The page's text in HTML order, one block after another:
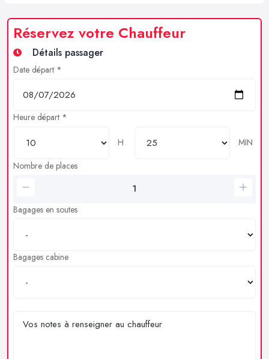
Réservez votre Chauffeur
Détails passager
Date départ *
Heure départ *
H
MIN
Nombre de places
Bagages en soutes
Bagages cabine